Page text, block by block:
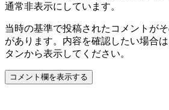
通常非表示にしています。
当時の基準で投稿されたコメントが
があります。内容を確認したい場合
タンから表示してください。
コメント欄を表示する